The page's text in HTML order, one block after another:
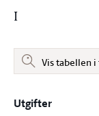
I
Vis tabellen
Utgifter